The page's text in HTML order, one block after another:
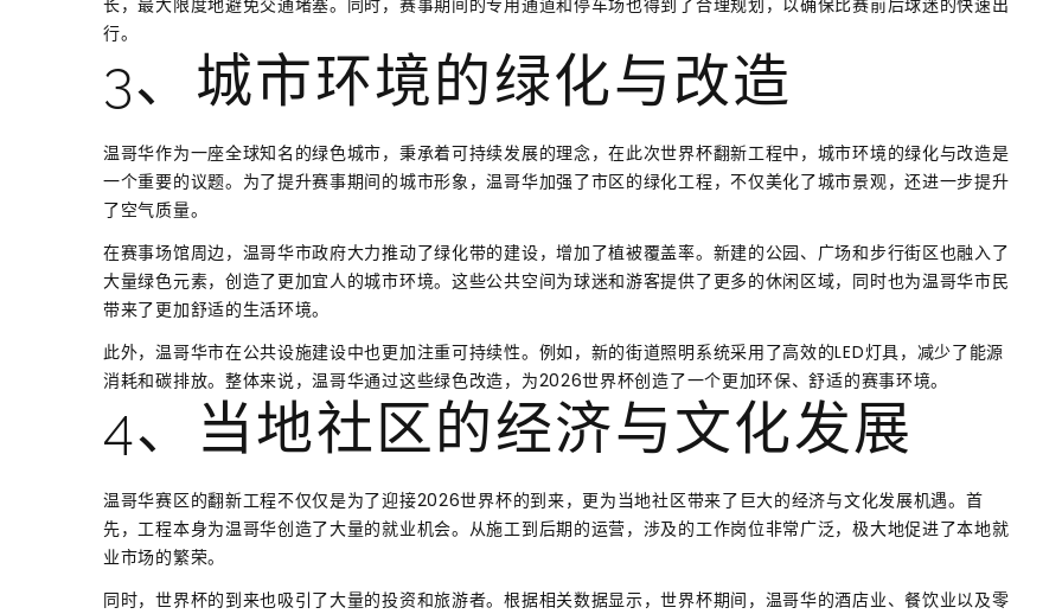
行。
3、城市环境的绿化与改造
温哥华作为一座全球知名的绿色城市，秉承着可持续发展的理念，在此次世界杯翻新工程中，城市环境的绿化与改造是
一个重要的议题。为了提升赛事期间的城市形象，温哥华加强了市区的绿化工程，不仅美化了城市景观，还进一步提升
了空气质量。
在赛事场馆周边，温哥华市政府大力推动了绿化带的建设，增加了植被覆盖率。新建的公园、广场和步行街区也融入了
大量绿色元素，创造了更加宜人的城市环境。这些公共空间为球迷和游客提供了更多的休闲区域，同时也为温哥华市民
带来了更加舒适的生活环境。
此外，温哥华市在公共设施建设中也更加注重可持续性。例如，新的街道照明系统采用了高效的LED灯具，减少了能源
消耗和碳排放。整体来说，温哥华通过这些绿色改造，为2026世界杯创造了一个更加环保、舒适的赛事环境。
4、当地社区的经济与文化发展
温哥华赛区的翻新工程不仅仅是为了迎接2026世界杯的到来，更为当地社区带来了巨大的经济与文化发展机遇。首
先，工程本身为温哥华创造了大量的就业机会。从施工到后期的运营，涉及的工作岗位非常广泛，极大地促进了本地就
业市场的繁荣。
同时，世界杯的到来也吸引了大量的投资和旅游者。根据相关数据显示，世界杯期间，温哥华的酒店业、餐饮业以及零